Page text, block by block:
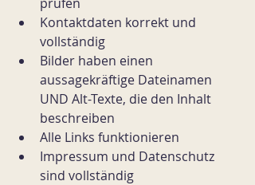
Kontaktdaten korrekt und
vollständig
Bilder haben einen
aussagekräftige Dateinamen
UND Alt-Texte, die den Inhalt
beschreiben
Alle Links funktionieren
Impressum und Datenschutz
sind vollständig